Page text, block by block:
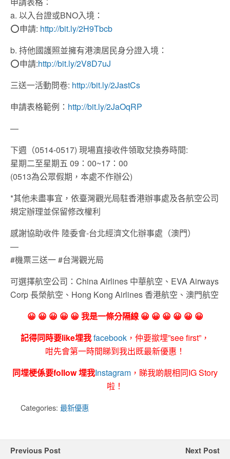
a. 以入台證或BNO入境：
⭕️申請: http://bit.ly/2H9Tbcb
b. 持他國護照並擁有港澳居民身分證入境：
⭕️申請:http://bit.ly/2V8D7uJ
三送一活動問卷: http://bit.ly/2JastCs
申請表格範例： http://bit.ly/2JaOqRP
—
下週（0514-0517) 現場直接收件領取兌換券時間:
星期二至星期五 09：00~17：00
(0513為公眾假期，本處不作辦公)
*其他未盡事宜，依臺灣觀光局駐香港辦事處及各航空公司
規定辦理並保留修改權利
感謝協助收件 陸委會-台北經濟文化辦事處（澳門）
—
#機票三送一 #台灣觀光局
可選擇航空公司：China Airlines 中華航空、EVA Airways
Corp 長榮航空、Hong Kong Airlines 香港航空、澳門航空
😀 😀 😀 😀 😀 我是一條分隔線 😀 😀 😀 😀 😀 😀
記得同時要like埋我facebook ，仲要撳埋”see first”，
咁先會第一時間睇到我出既最新優惠！
同埋梗係要follow 埋我Instagram ，睇我啲靚相同IG Story
啦！
Categories: 最新優惠
Previous Post Next Post